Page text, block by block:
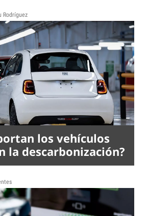
Rodríguez
los vehículos
la descarbonización?